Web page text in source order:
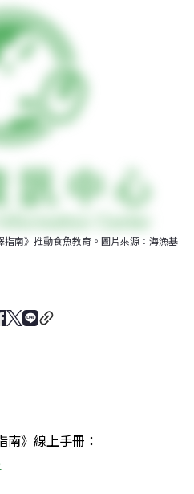
南》推動食魚教育。圖片來源：海漁基
南》線上手冊：